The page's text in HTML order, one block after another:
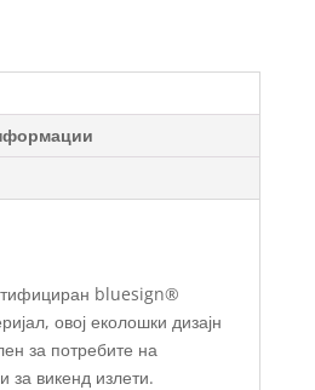
bluesign®
овој еколошки дизајн
за потребите на
за викенд излети.